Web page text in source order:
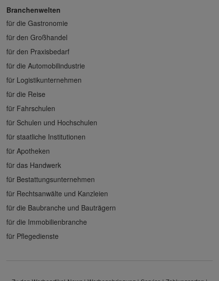
Branchenwelten
für die Gastronomie
für den Großhandel
für den Praxisbedarf
für die Automobilindustrie
für Logistikunternehmen
für die Reise
für Fahrschulen
für Schulen und Hochschulen
für staatliche Institutionen
für Apotheken
für das Handwerk
für Bestattungsunternehmen
für Rechtsanwälte und Kanzleien
für die Baubranche und Bauträgern
für die Immobilienbranche
für Pflegedienste